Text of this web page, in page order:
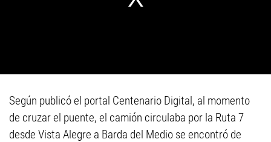
Según publicó el portal Centenario Digital, al momento
de cruzar el puente, el camión circulaba por la Ruta 7
desde Vista Alegre a Barda del Medio se encontró de